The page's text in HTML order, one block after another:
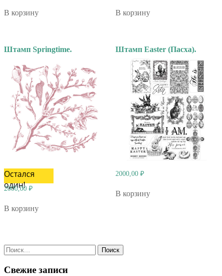
В корзину В корзину
Штамп Springtime.
Остался
один!
2000,00 ₽
В корзину
Штамп Easter (Пасха).
2000,00 ₽
В корзину
Найти:
Свежие записи